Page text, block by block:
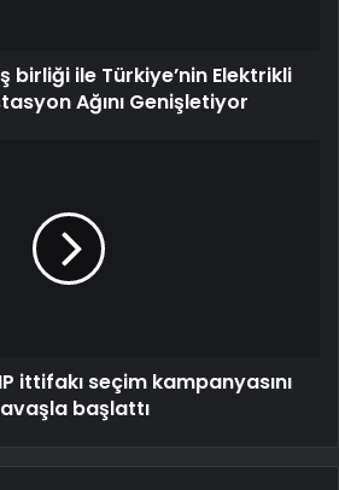
birliği ile Türkiye’nin Elektrikli
Ağını Genişletiyor
ittifakı seçim kampanyasını
başlattı